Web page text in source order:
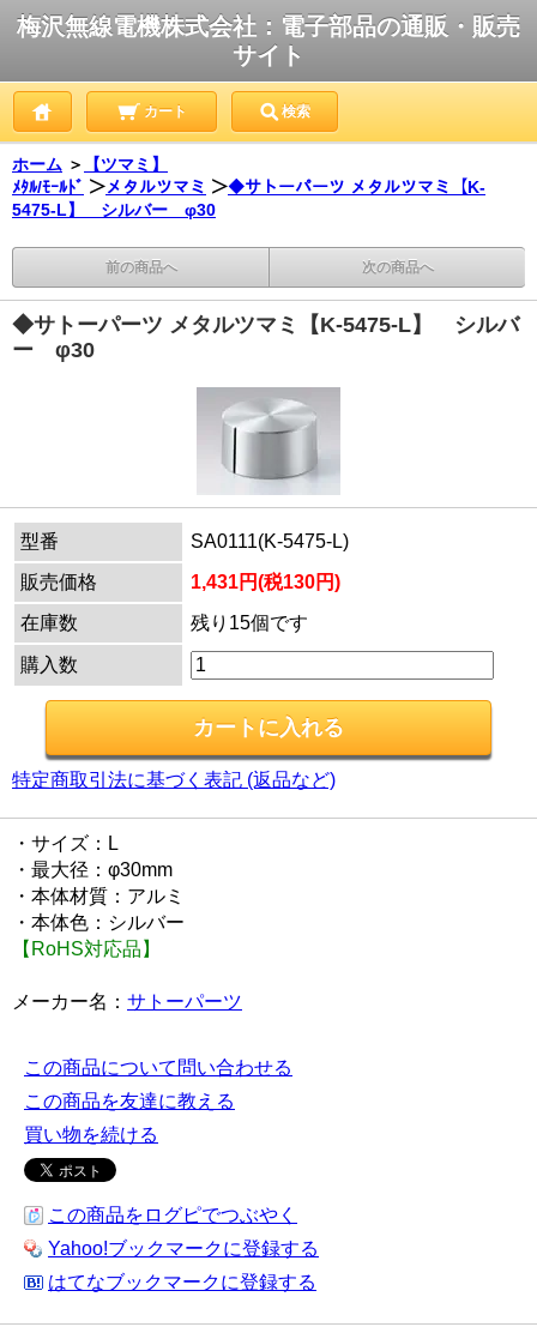
梅沢無線電機株式会社：電子部品の通販・販売
サイト
カート 検索
ホーム ＞
【ツマミ】
ﾒﾀﾙ/ﾓｰﾙﾄﾞ ＞メタルツマミ ＞◆サトーパーツ メタルツマミ【K-
5475-L】 シルバー φ30
前の商品へ 次の商品へ
◆サトーパーツ メタルツマミ【K-5475-L】 シルバ
ー φ30
型番
SA0111(K-5475-L)
販売価格
1,431円(税130円)
在庫数
残り15個です
購入数
特定商取引法に基づく表記 (返品など)
・サイズ：L
・最大径：φ30mm
・本体材質：アルミ
・本体色：シルバー
【RoHS対応品】
メーカー名： サトーパーツ
この商品について問い合わせる
この商品を友達に教える
買い物を続ける
この商品をログピでつぶやく
Yahoo!ブックマークに登録する
はてなブックマークに登録する